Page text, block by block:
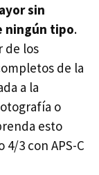
sin
ningún tipo.
de los
de la
a la
o
esto
3 con APS-C